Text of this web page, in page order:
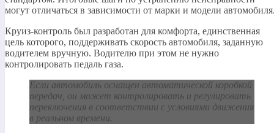
могут отличаться в зависимости от марки и модели
Круиз-контроль был разработан для комфорта, единственная
цель которого, поддерживать скорость автомобиля, заданную
водителем вручную. Водителю при этом не нужно
контролировать педаль газа.
Если автомобиль оснащен автоматической коробкой
передач, он может контролировать и регулировать
переключения в соответствии с условиями движения
в реальном времени.